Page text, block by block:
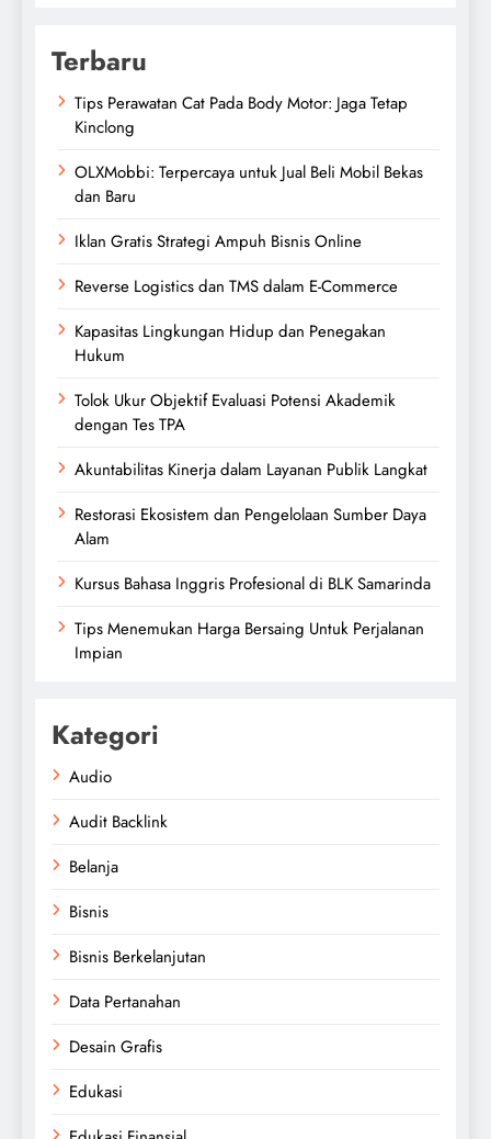
Terbaru
Tips Perawatan Cat Pada Body Motor: Jaga Tetap
Kinclong
OLXMobbi: Terpercaya untuk Jual Beli Mobil Bekas
dan Baru
Iklan Gratis Strategi Ampuh Bisnis Online
Reverse Logistics dan TMS dalam E-Commerce
Kapasitas Lingkungan Hidup dan Penegakan
Hukum
Tolok Ukur Objektif Evaluasi Potensi Akademik
dengan Tes TPA
Akuntabilitas Kinerja dalam Layanan Publik Langkat
Restorasi Ekosistem dan Pengelolaan Sumber Daya
Alam
Kursus Bahasa Inggris Profesional di BLK Samarinda
Tips Menemukan Harga Bersaing Untuk Perjalanan
Impian
Kategori
Audio
Audit Backlink
Belanja
Bisnis
Bisnis Berkelanjutan
Data Pertanahan
Desain Grafis
Edukasi